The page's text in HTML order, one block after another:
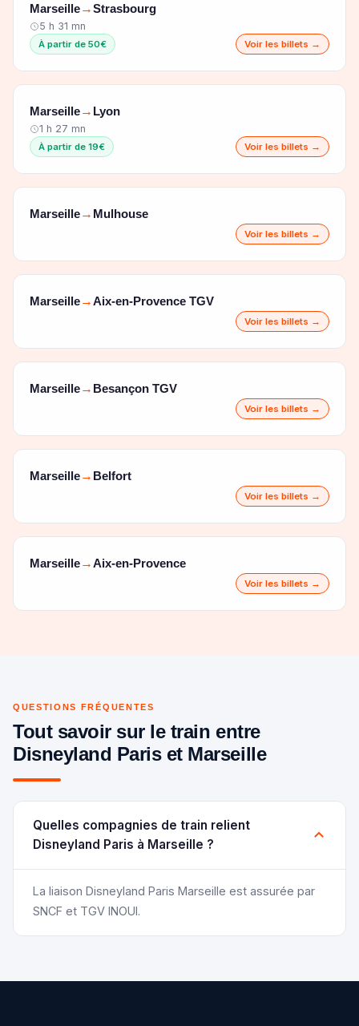
Marseille→Strasbourg
5 h 31 mn
À partir de 50€ Voir les billets →
Marseille→ Lyon
1 h 27 mn
À partir de 19€ Voir les billets →
Marseille→ Mulhouse
Voir les billets →
Marseille→Aix-en-Provence TGV
Voir les billets →
Marseille→ Besançon TGV
Voir les billets →
Marseille→ Belfort
Voir les billets →
Marseille→Aix-en-Provence
Voir les billets →
QUESTIONS FRÉQUENTES
Tout savoir sur le train entre
Disneyland Paris et Marseille
Quelles compagnies de train relient
Disneyland Paris à Marseille ?
La liaison Disneyland Paris Marseille est assurée par
SNCF et TGV INOUI.